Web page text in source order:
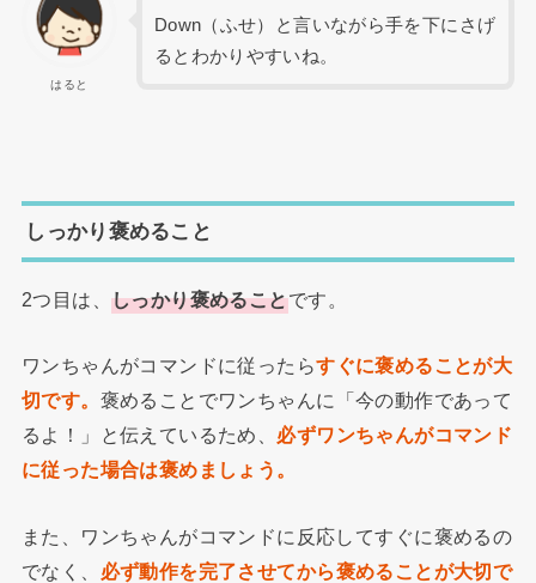
はると
Down（ふせ）と言いながら手を下にさげ
るとわかりやすいね。
しっかり褒めること
2つ目は、 しっかり褒めることです。
ワンちゃんがコマンドに従ったらすぐに褒めることが大
切です。 褒めることでワンちゃんに「今の動作であって
るよ！」と伝えているため、 必ずワンちゃんがコマンド
に従った場合は褒めましょう。
また、ワンちゃんがコマンドに反応してすぐに褒めるの
でなく、 必ず動作を完了させてから褒めることが大切で